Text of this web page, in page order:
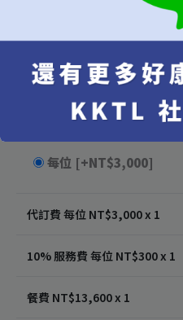
建議"隨機"較容易成功訂位
隨機（建議）
午餐
每位 [+NT$3,000]
代訂費 每位 NT$3,000x 1
10% 服務費 每位 NT$300x 1
餐費 NT$13,600x 1